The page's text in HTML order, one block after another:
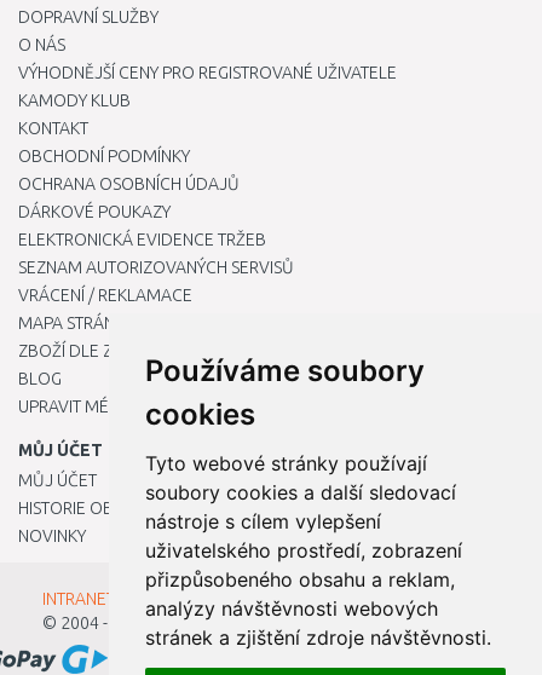
Používáme soubory
cookies
Tyto webové stránky používají
soubory cookies a další sledovací
nástroje s cílem vylepšení
uživatelského prostředí, zobrazení
přizpůsobeného obsahu a reklam,
analýzy návštěvnosti webových
stránek a zjištění zdroje návštěvnosti.
DOPRAVNÍ SLUŽBY
O NÁS
VÝHODNĚJŠÍ CENY PRO REGISTROVANÉ UŽIVATELE
KAMODY KLUB
KONTAKT
OBCHODNÍ PODMÍNKY
OCHRANA OSOBNÍCH ÚDAJŮ
DÁRKOVÉ POUKAZY
ELEKTRONICKÁ EVIDENCE TRŽEB
SEZNAM AUTORIZOVANÝCH SERVISŮ
VRÁCENÍ / REKLAMACE
MAPA STRÁNKY
ZBOŽÍ DLE ZNAČEK
BLOG
UPRAVIT MÉ PŘEDVOLBY COOKIES
MŮJ ÚČET
MŮJ ÚČET
HISTORIE OBJEDNÁVEK
NOVINKY
INTRANET - Přihlášení pro zaměstnance
© 2004 - 2026
Kamody s.r.o.